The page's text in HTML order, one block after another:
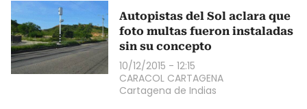
Autopistas del Sol aclara que
foto multas fueron instaladas
sin su concepto
10/12/2015 - 12:15
CARACOL CARTAGENA
Cartagena de Indias